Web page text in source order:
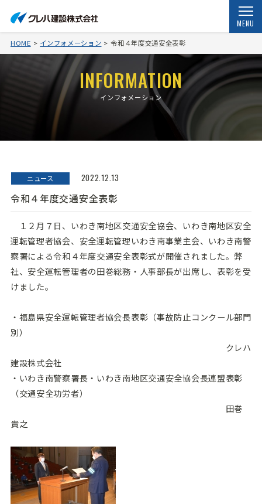
MENU
HOME インフォメーション 令和４年度交通安全表彰
INFORMATION
インフォメーション
ニュース 2022.12.13
令和４年度交通安全表彰
１２月７日、いわき南地区交通安全協会、いわき南地区安全
運転管理者協会、安全運転管理いわき南事業主会、いわき南警
察署による令和４年度交通安全表彰式が開催されました。弊
社、安全運転管理者の田巻総務・人事部長が出席し、表彰を受
けました。
・福島県安全運転管理者協会長表彰（事故防止コンクール部門
別）
クレハ
建設株式会社
・いわき南警察署長・いわき南地区交通安全協会長連盟表彰
（交通安全功労者）
田巻
貴之